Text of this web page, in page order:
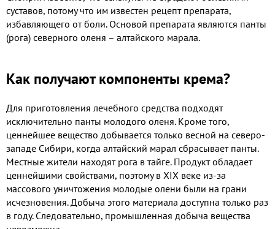
суставов, потому что им известен рецепт препарата,
избавляющего от боли. Основой препарата являются панты
(рога) северного оленя – алтайского марала.
Как получают компоненты крема?
Для приготовления лечебного средства подходят
исключительно панты молодого оленя. Кроме того,
ценнейшее вещество добывается только весной на северо-
западе Сибири, когда алтайский марал сбрасывает панты.
Местные жители находят рога в тайге. Продукт обладает
ценнейшими свойствами, поэтому в XIX веке из-за
массового уничтожения молодые олени были на грани
исчезновения. Добыча этого материала доступна только раз
в году. Следовательно, промышленная добыча вещества